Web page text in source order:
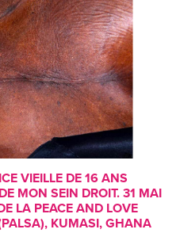
VIEILLE DE 16 ANS
MON SEIN DROIT. 31 MAI
LA PEACE AND LOVE
KUMASI, GHANA